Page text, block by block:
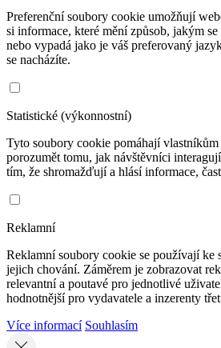
Preferenční soubory cookie umožňují
si informace, které mění způsob, jakým
nebo vypadá jako je váš preferovaný
se nacházíte.
Statistické (výkonnostní)
Tyto soubory cookie pomáhají
porozumět tomu, jak návštěvníci
tím, že shromažďují a hlásí informace,
Reklamní
Reklamní soubory cookie se používají ke
jejich chování. Záměrem je zobrazovat
relevantní a poutavé pro jednotlivé
hodnotnější pro vydavatele a inzerenty
Více informací Souhlasím